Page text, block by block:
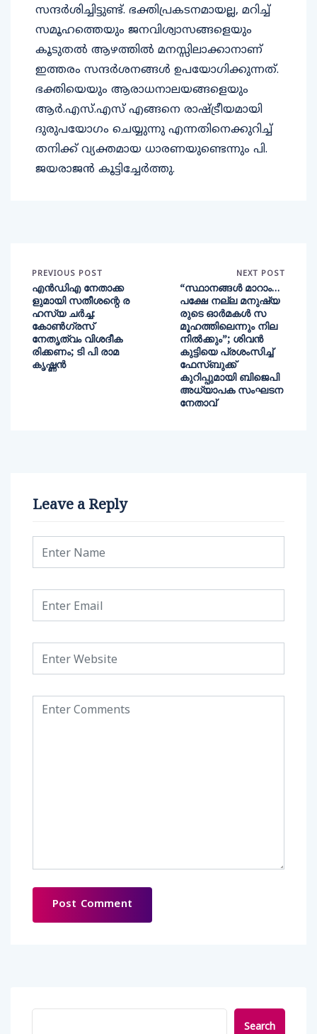
സന്ദർശിച്ചിട്ടുണ്ട്. ഭക്തിപ്രകടനമായല്ല, മറിച്ച്
സമൂഹത്തെയും ജനവിശ്വാസങ്ങളെയും
കൂടുതൽ ആഴത്തിൽ മനസ്സിലാക്കാനാണ്
ഇത്തരം സന്ദർശനങ്ങൾ ഉപയോഗിക്കുന്നത്.
ഭക്തിയെയും ആരാധനാലയങ്ങളെയും
ആർ.എസ്.എസ് എങ്ങനെ രാഷ്ട്രീയമായി
ദുരുപയോഗം ചെയ്യുന്നു എന്നതിനെക്കുറിച്ച്
തനിക്ക് വ്യക്തമായ ധാരണയുണ്ടെന്നും പി.
ജയരാജൻ കൂട്ടിച്ചേർത്തു.
PREVIOUS POST
എന്‍ഡിഎ നേതാക്ക
ളുമായി സതീശന്റെ ര
ഹസ്യ ചര്‍ച്ച:
കോണ്‍ഗ്രസ്
നേതൃത്വം വിശദീക
രിക്കണം; ടി പി രാമ
കൃഷ്ണന്‍
NEXT POST
“സ്ഥാനങ്ങൾ മാറാം…
പക്ഷേ നല്ല മനുഷ്യ
രുടെ ഓർമകൾ സ
മൂഹത്തിലെന്നും നില
നിൽക്കും”; ശിവൻ
കുട്ടിയെ പ്രശംസിച്ച്
ഫേസ്ബുക്ക്
കുറിപ്പുമായി ബിജെപി
അധ്യാപക സംഘടന
നേതാവ്
Leave a Reply
Search